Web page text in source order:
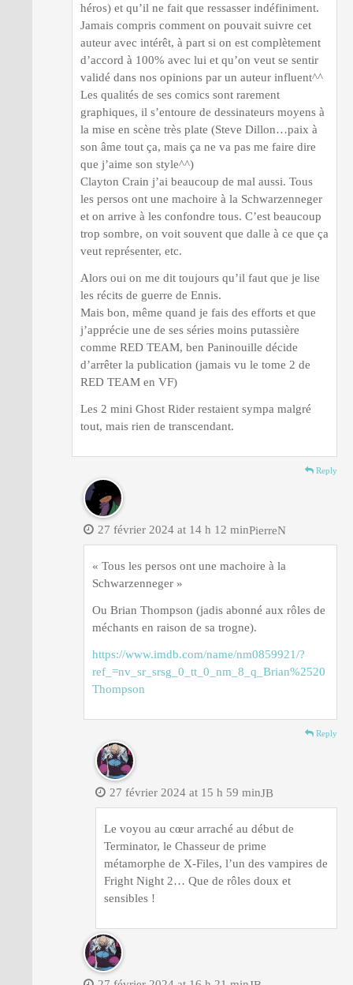
héros) et qu’il ne fait que ressasser indéfiniment.
Jamais compris comment on pouvait suivre cet
auteur avec intérêt, à part si on est complètement
d’accord à 100% avec lui et qu’on veut se sentir
validé dans nos opinions par un auteur influent^^
Les qualités de ses comics sont rarement
graphiques, il s’entoure de dessinateurs moyens à
la mise en scène très plate (Steve Dillon…paix à
son âme tout ça, mais ça ne va pas me faire dire
que j’aime son style^^)
Clayton Crain j’ai beaucoup de mal aussi. Tous
les persos ont une machoire à la Schwarzenneger
et on arrive à les confondre tous. C’est beaucoup
trop sombre, on voit souvent que dalle à ce que ça
veut représenter, etc.
Alors oui on me dit toujours qu’il faut que je lise
les récits de guerre de Ennis.
Mais bon, même quand je fais des efforts et que
j’apprécie une de ses séries moins putassière
comme RED TEAM, ben Paninouille décide
d’arrêter la publication (jamais vu le tome 2 de
RED TEAM en VF)
Les 2 mini Ghost Rider restaient sympa malgré
tout, mais rien de transcendant.
Reply
PierreN
27 février 2024 at 14 h 12 min
« Tous les persos ont une machoire à la
Schwarzenneger »
Ou Brian Thompson (jadis abonné aux rôles de
méchants en raison de sa trogne).
https://www.imdb.com/name/nm0859921/?
ref_=nv_sr_srsg_0_tt_0_nm_8_q_Brian%2520
Thompson
Reply
JB
27 février 2024 at 15 h 59 min
Le voyou au cœur arraché au début de
Terminator, le Chasseur de prime
métamorphe de X-Files, l’un des vampires de
Fright Night 2… Que de rôles doux et
sensibles !